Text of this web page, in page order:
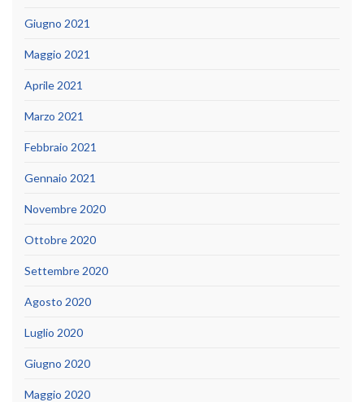
Giugno 2021
Maggio 2021
Aprile 2021
Marzo 2021
Febbraio 2021
Gennaio 2021
Novembre 2020
Ottobre 2020
Settembre 2020
Agosto 2020
Luglio 2020
Giugno 2020
Maggio 2020